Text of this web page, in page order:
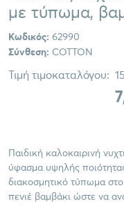
με τύπωμα,
Κωδικός: 62990
Σύνθεση: COTTON
Τιμή τιμοκαταλόγου:
Παιδική καλοκαιρινή
ύφασμα υψηλής
διακοσμητικό τύπωμα
πενιέ βαμβάκι ώστε να